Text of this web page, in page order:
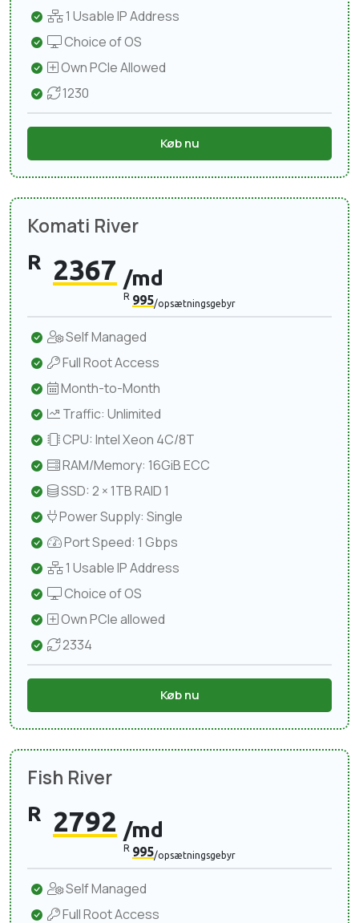
1 Usable IP Address
Choice of OS
Own PCIe Allowed
1230
Køb nu
Komati River
R 2367 /md
R 995/opsætningsgebyr
Self Managed
Full Root Access
Month-to-Month
Traffic: Unlimited
CPU: Intel Xeon 4C/8T
RAM/Memory: 16GiB ECC
SSD: 2 × 1TB RAID 1
Power Supply: Single
Port Speed: 1 Gbps
1 Usable IP Address
Choice of OS
Own PCIe allowed
2334
Køb nu
Fish River
R 2792 /md
R 995/opsætningsgebyr
Self Managed
Full Root Access